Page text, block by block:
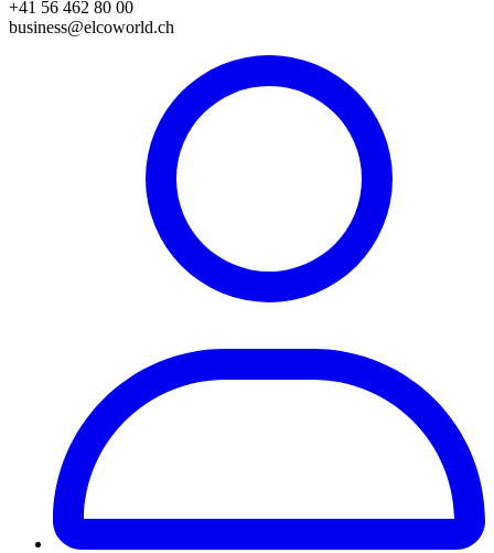
+41 56 462 80 00
business@elcoworld.ch